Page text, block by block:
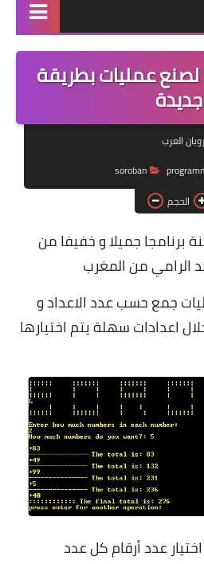
منتجاتنا
دورة سوروبان اونلاين
كتاب الشامل في السوروبان
عمليات بطريقة
جديدة
العرب
soroban
الحجم
برنامجا جميلا و خفيفا من
الراميمن المغرب
جمع حسب عدد الاعداد و
اعدادات سهلة يتم اختيارها
عدد أرقام كل عدد